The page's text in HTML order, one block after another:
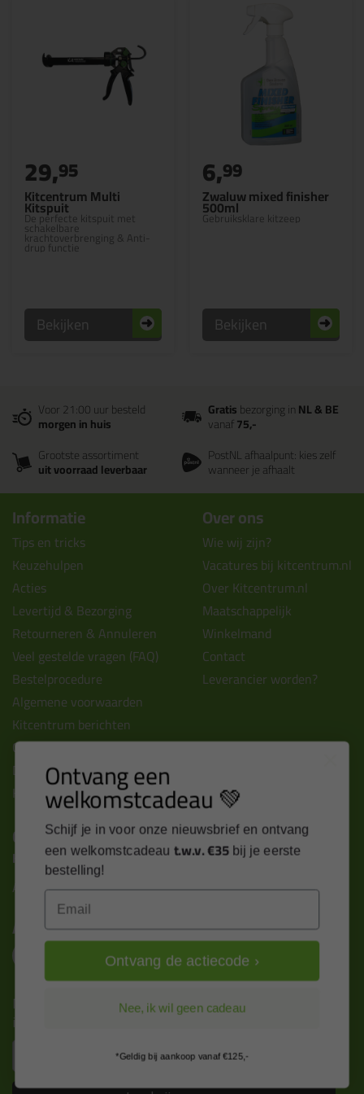
Kitcentrum Multi
Kitspuit
De perfecte kitspuit met
schakelbare
krachtoverbrenging & Anti-
drup functie
29,95
Bekijken
Zwaluw mixed finisher
500ml
Gebruiksklare kitzeep
6,99
Bekijken
Voor 21:00 uur besteld
morgen in huis
Gratisbezorging inNL & BE
vanaf75,-
Grootste assortiment
uit voorraad leverbaar
PostNL afhaalpunt: kies zelf
wanneer je afhaalt
Informatie
Tips en tricks
Keuzehulpen
Acties
Levertijd & Bezorging
Retourneren & Annuleren
Veel gestelde vragen (FAQ)
Bestelprocedure
Algemene voorwaarden
Kitcentrum berichten
Cookies & privacy verklaring
Disclaimer
Kit cursus volgen
Over ons
Wie wij zijn?
Vacatures bij kitcentrum.nl
Over Kitcentrum.nl
Maatschappelijk
Winkelmand
Contact
Leverancier worden?
Contact
Kitcentrum B.V.
Alle contactgegevens >
Altijd op de hoogte blijven?
Nieuws, tips en exclusieve deals rechtstreeks in je
inbox
Ontvang een
welkomstcadeau 💚
Schijf je in voor onze nieuwsbrief en ontvang
een welkomstcadeau t.w.v. €35 bij je eerste
bestelling!
Ontvang de actiecode ›
Nee, ik wil geen cadeau
*Geldig bij aankoop vanaf €125,-